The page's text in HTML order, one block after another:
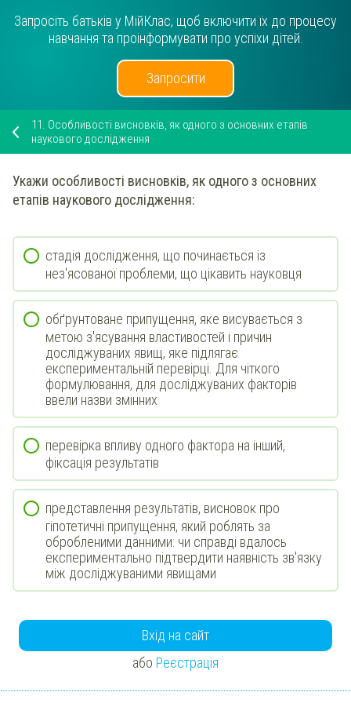
Запросіть батьків у МійКлас, щоб включити їх до процесу
навчання та проінформувати про успіхи дітей.
Запросити
11. Особливості висновків, як одного з основних етапів
наукового дослідження
Укажи особливості висновків, як одного з основних
етапів наукового дослідження:
стадія дослідження, що починається із
нез'ясованої проблеми, що цікавить науковця
обґрунтоване припущення, яке висувається з
метою з'ясування властивостей і причин
досліджуваних явищ, яке підлягає
експериментальній перевірці. Для чіткого
формулювання, для досліджуваних факторів
ввели назви змінних
перевірка впливу одного фактора на інший,
фіксація результатів
представлення результатів, висновок про
гіпотетичні припущення, який роблять за
обробленими данними: чи справді вдалось
експериментально підтвердити наявність зв'язку
між досліджуваними явищами
Вхід на сайт
або Реєстрація